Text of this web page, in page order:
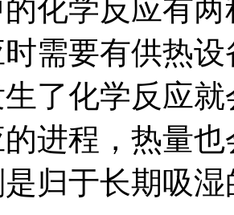
化学反应有
需要有供热
了化学反应
进程，热量
归于长期吸